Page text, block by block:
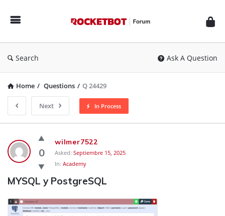
Forum
Search Ask A Question
Home / Questions / Q 24429
Next In Process
Rocketbot
Forum
Latest
Questions
0
wilmer7522
Asked: Septiembre 15, 2025
In: Academy
MYSQL y PostgreSQL